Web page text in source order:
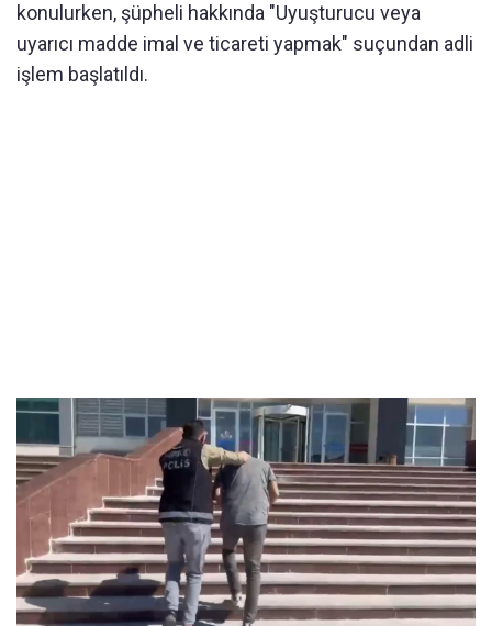
konulurken, şüpheli hakkında "Uyuşturucu veya
uyarıcı madde imal ve ticareti yapmak" suçundan adli
işlem başlatıldı.